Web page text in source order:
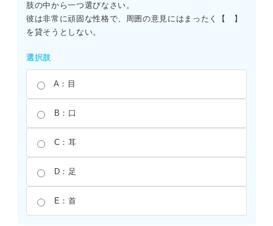
肢の中から一つ選びなさい。
彼は非常に頑固な性格で、周囲の意見にはまったく【 】
を貸そうとしない。
選択肢
A：目
B：口
C：耳
D：足
E：首